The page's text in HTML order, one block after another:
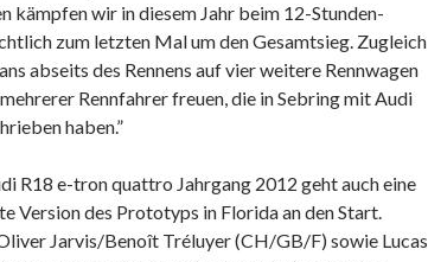
kämpfen wir in diesem Jahr beim 12-Stunden-
zum letzten Mal um den Gesamtsieg. Zugleich
abseits des Rennens auf vier weitere Rennwagen
Rennfahrer freuen, die in Sebring mit Audi
haben.”
R18 e-tron quattro Jahrgang 2012 geht auch eine
Version des Prototyps in Florida an den Start.
Jarvis/Benoît Tréluyer (CH/GB/F) sowie Lucas